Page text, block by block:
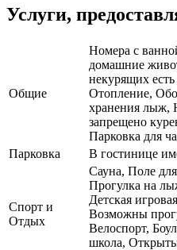
Услуги,
Общие
Номера с
домашние
некурящих
Отопление,
хранения лыж,
запрещено
Парковка для
Парковка
В гостинице
Спорт и
Отдых
Сауна, Поле
Прогулка на
Детская
Возможны
Велоспорт,
школа,